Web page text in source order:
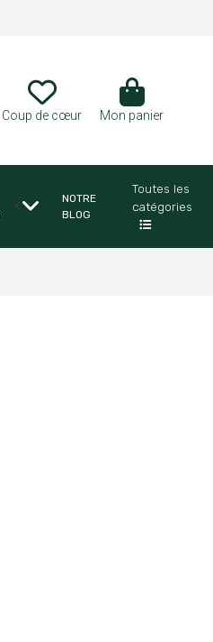
Coup de cœur Mon panier
<
NOTRE
BLOG
Toutes les
catégories